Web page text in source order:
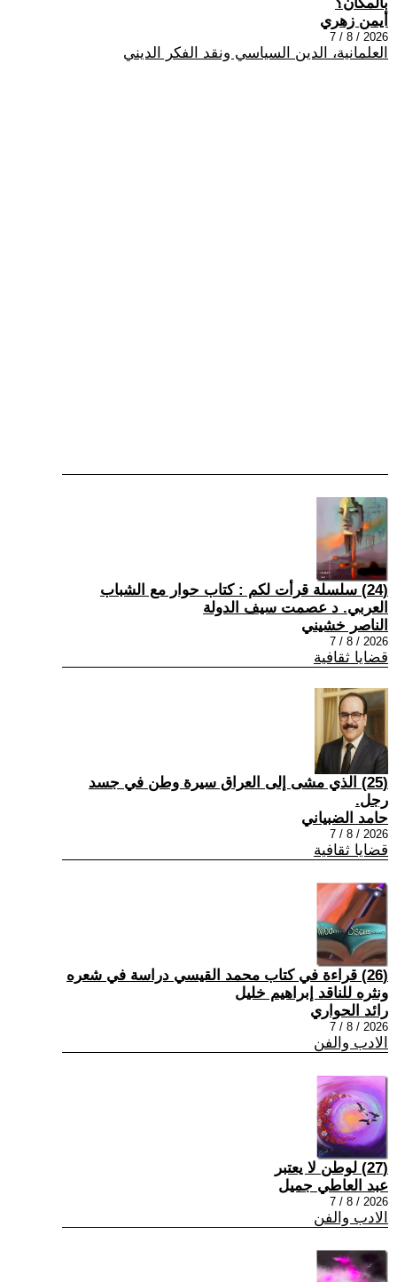
أيمن زهري
2026 / 8 / 7
العلمانية، الدين السياسي ونقد الفكر الديني
(24) سلسلة قرأت لكم : كتاب حوار مع الشباب
العربي. د عصمت سيف الدولة
الناصر خشيني
2026 / 8 / 7
قضايا ثقافية
(25) الذي مشى إلى العراق سيرة وطن في جسد
رجل.
حامد الضبياني
2026 / 8 / 7
قضايا ثقافية
(26) قراءة في كتاب محمد القيسي دراسة في شعره
ونثره للناقد إبراهيم خليل
رائد الحواري
2026 / 8 / 7
الادب والفن
(27) لوطن لا يعتبر
عبد العاطي جميل
2026 / 8 / 7
الادب والفن